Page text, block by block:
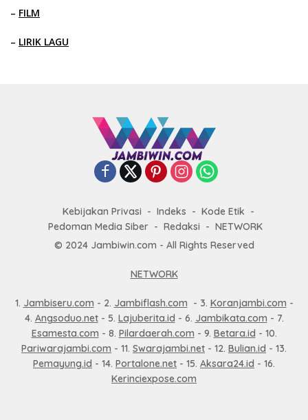
– FILM
– LIRIK LAGU
Kebijakan Privasi Indeks
Kode Etik
Pedoman Media Siber
Redaksi
NETWORK
© 2024 Jambiwin.com - All Rights Reserved
NETWORK
1. Jambiseru.com - 2. Jambiflash.com - 3. Koranjambi.com -
4. Angsoduo.net- 5. Lajuberita.id - 6. Jambikata.com - 7.
Esamesta.com - 8. Pilardaerah.com - 9. Betara.id - 10.
Pariwarajambi.com - 11. Swarajambi.net - 12. Bulian.id - 13.
Pemayung.id - 14. Portalone.net - 15. Aksara24.id - 16.
Kerinciexpose.com